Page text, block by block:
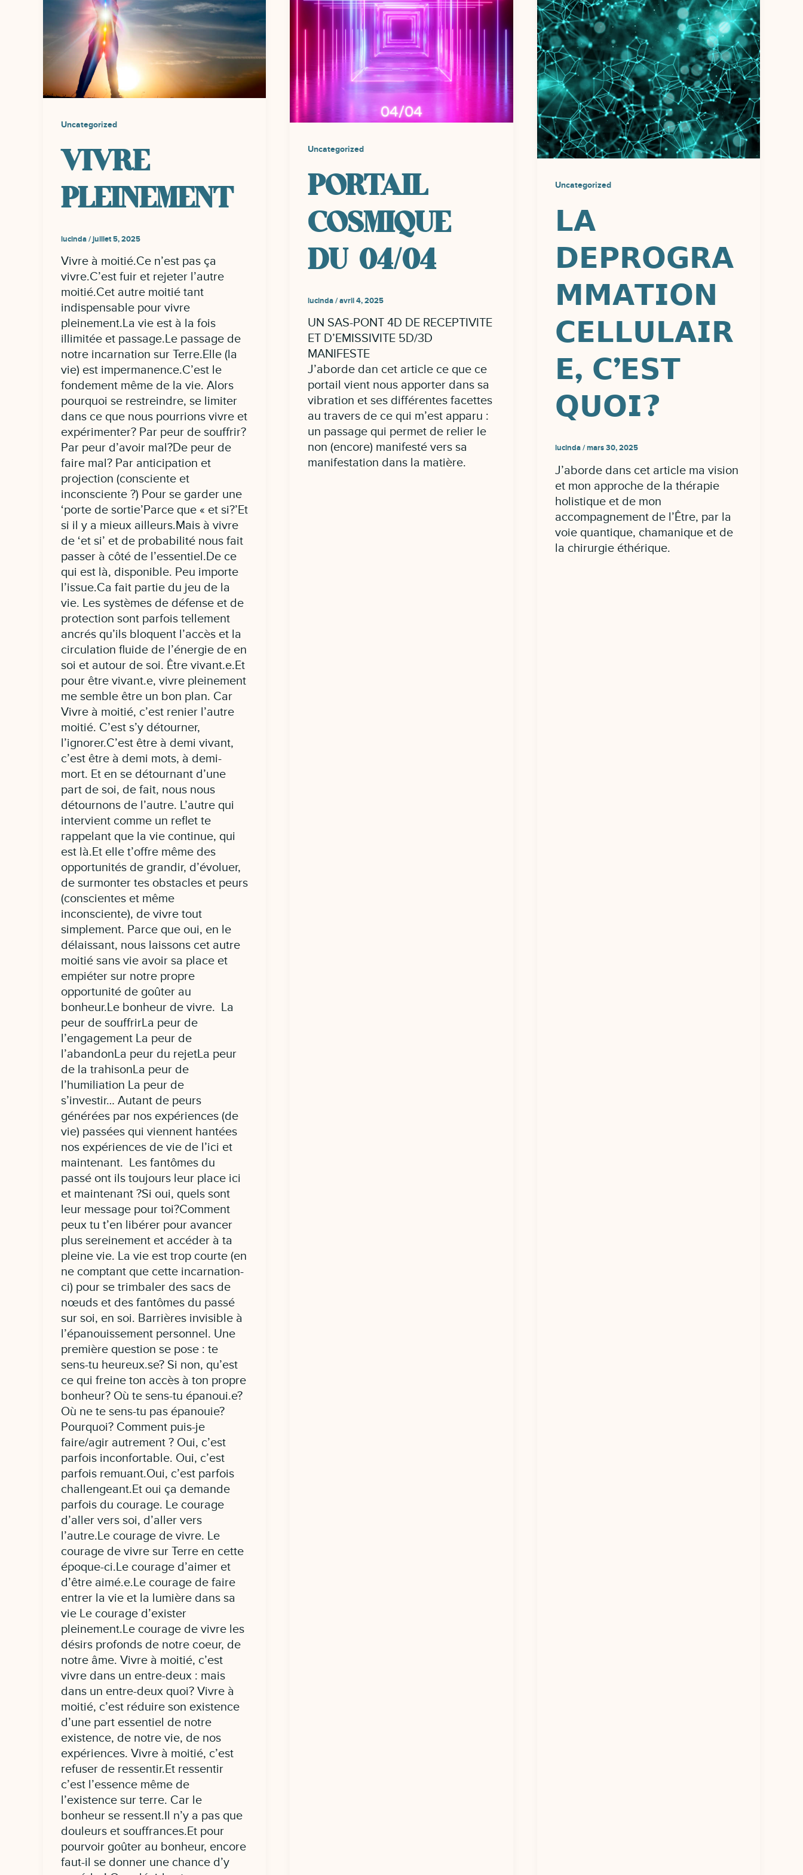
Uncategorized
VIVRE
PLEINEMENT
lucinda/juillet 5, 2025
Vivre à moitié.Ce n’est pas ça
vivre.C’est fuir et rejeter l’autre
moitié.Cet autre moitié tant
indispensable pour vivre
pleinement.La vie est à la fois
illimitée et passage.Le passage de
notre incarnation sur Terre.Elle (la
vie) est impermanence.C’est le
fondement même de la vie. Alors
pourquoi se restreindre, se limiter
dans ce que nous pourrions vivre et
expérimenter? Par peur de souffrir?
Par peur d’avoir mal?De peur de
faire mal? Par anticipation et
projection (consciente et
inconsciente ?) Pour se garder une
‘porte de sortie’Parce que « et si?’Et
si il y a mieux ailleurs.Mais à vivre
de ‘et si’ et de probabilité nous fait
passer à côté de l’essentiel.De ce
qui est là, disponible. Peu importe
l’issue.Ca fait partie du jeu de la
vie. Les systèmes de défense et de
protection sont parfois tellement
ancrés qu’ils bloquent l’accès et la
circulation fluide de l’énergie de en
soi et autour de soi. Être vivant.e.Et
pour être vivant.e, vivre pleinement
me semble être un bon plan. Car
Vivre à moitié, c’est renier l’autre
moitié. C’est s’y détourner,
l’ignorer.C’est être à demi vivant,
c’est être à demi mots, à demi-
mort. Et en se détournant d’une
part de soi, de fait, nous nous
détournons de l’autre. L’autre qui
intervient comme un reflet te
rappelant que la vie continue, qui
est là.Et elle t’offre même des
opportunités de grandir, d’évoluer,
de surmonter tes obstacles et peurs
(conscientes et même
inconsciente), de vivre tout
simplement. Parce que oui, en le
délaissant, nous laissons cet autre
moitié sans vie avoir sa place et
empiéter sur notre propre
opportunité de goûter au
bonheur.Le bonheur de vivre. La
peur de souffrirLa peur de
l’engagement La peur de
l’abandonLa peur du rejetLa peur
de la trahisonLa peur de
l’humiliation La peur de
s’investir… Autant de peurs
générées par nos expériences (de
vie) passées qui viennent hantées
nos expériences de vie de l’ici et
maintenant. Les fantômes du
passé ont ils toujours leur place ici
et maintenant ?Si oui, quels sont
leur message pour toi?Comment
peux tu t’en libérer pour avancer
plus sereinement et accéder à ta
pleine vie. La vie est trop courte (en
ne comptant que cette incarnation-
ci) pour se trimbaler des sacs de
nœuds et des fantômes du passé
sur soi, en soi. Barrières invisible à
l’épanouissement personnel. Une
première question se pose : te
sens-tu heureux.se? Si non, qu’est
ce qui freine ton accès à ton propre
bonheur? Où te sens-tu épanoui.e?
Où ne te sens-tu pas épanouie?
Pourquoi? Comment puis-je
faire/agir autrement ? Oui, c’est
parfois inconfortable. Oui, c’est
parfois remuant.Oui, c’est parfois
challengeant.Et oui ça demande
parfois du courage. Le courage
d’aller vers soi, d’aller vers
l’autre.Le courage de vivre. Le
courage de vivre sur Terre en cette
époque-ci.Le courage d’aimer et
d’être aimé.e.Le courage de faire
entrer la vie et la lumière dans sa
vie Le courage d’exister
pleinement.Le courage de vivre les
désirs profonds de notre coeur, de
notre âme. Vivre à moitié, c’est
vivre dans un entre-deux : mais
dans un entre-deux quoi? Vivre à
moitié, c’est réduire son existence
d’une part essentiel de notre
existence, de notre vie, de nos
expériences. Vivre à moitié, c’est
refuser de ressentir.Et ressentir
c’est l’essence même de
l’existence sur terre. Car le
bonheur se ressent.Il n’y a pas que
douleurs et souffrances.Et pour
pourvoir goûter au bonheur, encore
faut-il se donner une chance d’y
Uncategorized
PORTAIL
COSMIQUE
DU 04/04
lucinda/avril 4, 2025
UN SAS-PONT 4D DE RECEPTIVITE
ET D’EMISSIVITE 5D/3D
MANIFESTE
J’aborde dan cet article ce que ce
portail vient nous apporter dans sa
vibration et ses différentes facettes
au travers de ce qui m’est apparu :
un passage qui permet de relier le
non (encore) manifesté vers sa
manifestation dans la matière.
Uncategorized
𝗟𝗔
𝗗𝗘𝗣𝗥𝗢𝗚𝗥𝗔
𝗠𝗠𝗔𝗧𝗜𝗢𝗡
𝗖𝗘𝗟𝗟𝗨𝗟𝗔𝗜𝗥
𝗘, 𝗖’𝗘𝗦𝗧
𝗤𝗨𝗢𝗜?
lucinda/mars 30, 2025
J’aborde dans cet article ma vision
et mon approche de la thérapie
holistique et de mon
accompagnement de l’Être, par la
voie quantique, chamanique et de
la chirurgie éthérique.